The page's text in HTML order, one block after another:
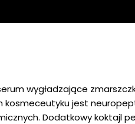
wygładzające
kosmeceutyku jest
Dodatkowy koktajl